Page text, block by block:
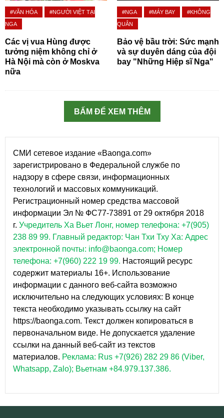
#VĂN HÓA
#NGƯỜI VIỆT TẠI
NGA
Các vị vua Hùng được
tưởng niệm không chỉ ở
Hà Nội mà còn ở Moskva
nữa
#NGA #MÁY BAY
#KHÔNG
QUÂN
Bảo vệ bầu trời: Sức mạnh
và sự duyên dáng của đội
bay "Những Hiệp sĩ Nga"
BẤM ĐỂ XEM THÊM
СМИ сетевое издание «Baonga.com»
зарегистрировано в Федеральной службе по
надзору в сфере связи, информационных
технологий и массовых коммуникаций.
Регистрационный номер средства массовой
информации Эл № ФС77-73891 от 29 октября 2018
г. Учредитель Ха Вьет Лонг, номер телефона: +7(905)
238 89 99. Главный редактор: Чан Тхи Тху Ха: Адрес
электронной почты: info@baonga.com; Номер
телефона: +7(960) 222 19 99. Настоящий ресурс
содержит материалы 16+. Использование
информации с данного веб-сайта возможно
исключительно на следующих условиях: В конце
текста необходимо указывать ссылку на сайт
https://baonga.com. Текст должен копироваться в
первоначальном виде. Не допускается удаление
ссылки на данный веб-сайт из текстов
материалов. Реклама: Rus +7(926) 282 29 86 (Viber,
Whatsapp, Zalo); Вьетнам +84.979.137.386.